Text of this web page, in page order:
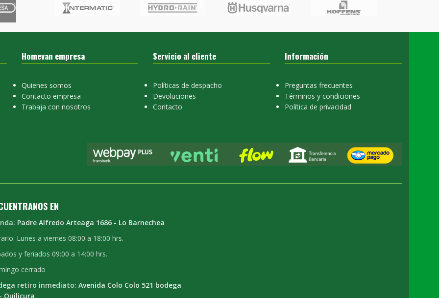
Homevan empresa
Quienes somos
Contacto empresa
Trabaja con nosotros
Servicio al cliente
Políticas de despacho
Devoluciones
Contacto
Información
Preguntas frecuentes
Términos y condiciones
Política de privacidad
EN
Padre Alfredo Arteaga 1686 - Lo Barnechea
Lunes a viernes 08:00 a 18:00 hrs.
y feriados 09:00 a 14:00 hrs.
cerrado
retiro inmediato: Avenida Colo Colo 521 bodega
Quilicura